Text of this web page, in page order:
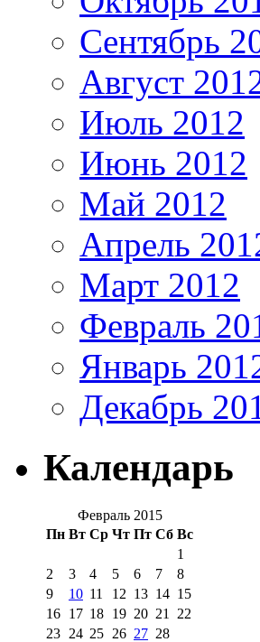
Сентябрь
Август
Июль 2012
Июнь 2012
Май 2012
Апрель
Март 2012
Февраль
Январь
Декабрь
Календарь
Февраль 2015
Пн Вт Ср Чт Пт Сб Вс
1
2
3 4 5 6 7
8
9
10 11 12 13 14 15
16 17 18 19 20 21
22
23 24 25 26 27 28